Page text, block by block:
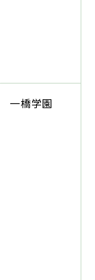
一橋学園